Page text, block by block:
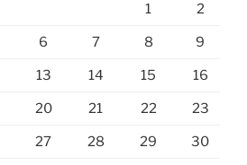
1 2
6 7 8 9
13 14 15 16
20 21 22 23
27 28 29 30